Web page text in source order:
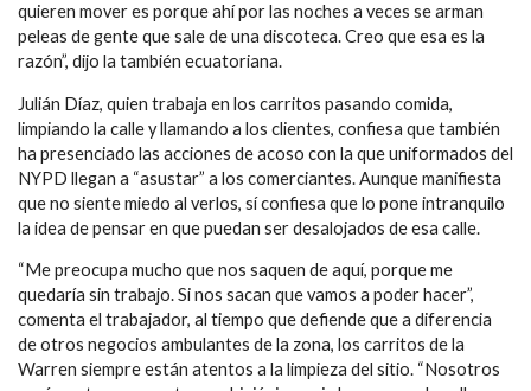
quieren mover es porque ahí por las noches a veces se arman
peleas de gente que sale de una discoteca. Creo que esa es la
razón”, dijo la también ecuatoriana.
Julián Díaz, quien trabaja en los carritos pasando comida,
limpiando la calle y llamando a los clientes, confiesa que también
ha presenciado las acciones de acoso con la que uniformados del
NYPD llegan a “asustar” a los comerciantes. Aunque manifiesta
que no siente miedo al verlos, sí confiesa que lo pone intranquilo
la idea de pensar en que puedan ser desalojados de esa calle.
“Me preocupa mucho que nos saquen de aquí, porque me
quedaría sin trabajo. Si nos sacan que vamos a poder hacer”,
comenta el trabajador, al tiempo que defiende que a diferencia
de otros negocios ambulantes de la zona, los carritos de la
Warren siempre están atentos a la limpieza del sitio. “Nosotros